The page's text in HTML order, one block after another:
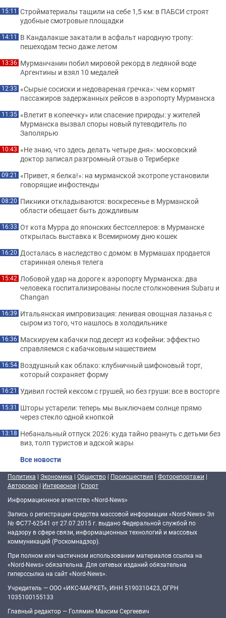
15:11 Стройматериалы тащили на себе 1,5 км: в ПАБСИ строят
удобные смотровые площадки
14:11 В Кандалакше закатали в асфальт народную тропу:
пешеходам тесно даже летом
13:36 Мурманчанин побил мировой рекорд в ледяной воде
Аргентины и взял 10 медалей
12:33 «Сырые сосиски и недовареная гречка»: чем кормят
пассажиров задержанных рейсов в аэропорту Мурманска
11:35 «Влетит в копеечку» или спасение природы: у жителей
Мурманска вызвал споры новый путеводитель по
Заполярью
10:43 «Не знаю, что здесь делать четыре дня»: московский
доктор записал разгромный отзыв о Териберке
09:21 «Привет, я белка!»: на мурманской экотропе установили
говорящие инфостенды
08:20 Пикники откладываются: воскресенье в Мурманской
области обещает быть дождливым
16:33 От кота Мурра до японских бестселлеров: в Мурманске
открылась выставка к Всемирному дню кошек
16:20 Досталась в наследство с домом: в Мурмашах продается
старинная оленья телега
15:42 Лобовой удар на дороге к аэропорту Мурманска: два
человека госпитализированы после столкновения Subaru и
Changan
16:39 Итальянская импровизация: ленивая овощная лазанья с
сыром из того, что нашлось в холодильнике
16:36 Маскируем кабачки под десерт из кофейни: эффектно
справляемся с кабачковым нашествием
16:54 Воздушный как облако: клубничный шифоновый торт,
который сохраняет форму
16:21 Удивил гостей кексом с грушей, но без груши: все в восторге
15:31 Шторы устарели: теперь мы выключаем солнце прямо
через стекло одной кнопкой
13:18 Небанальный отпуск 2026: куда тайно рвануть с детьми без
виз, толп туристов и адской жары
Все новости
Политика | Экономика | Общество | Происшествия | Фоторепортажи |
Авторское | Интересное | Спорт
Информационное агентство «Nord-News»
Запись о регистрации средства массовой информации «Nord-News» Эл
№ ФС77-62541 от 27.07.2015 г. выдано Федеральной службой по
надзору в сфере связи, информационных технологий и массовых
коммуникаций (Роскомнадзор).
При полном или частичном использовании материалов ссылка на
«Nord-News» обязательна. Для сетевых изданий обязательна
гиперссылка на сайт «Nord-News».
Учредитель — ООО «ИКС-МАРКЕТ», ИНН 5190310423, ОГРН
1035100155133
Главный редактор — Голямин Максим Сергеевич